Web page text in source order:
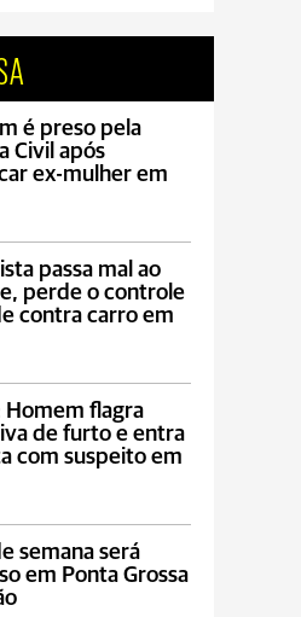
é preso pela
Civil após
ex-mulher em
passa mal ao
perde o controle
contra carro em
Homem flagra
de furto e entra
com suspeito em
semana será
em Ponta Grossa